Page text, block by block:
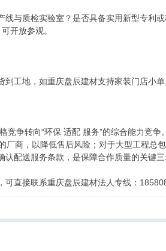
线与质检实验室？是否具备实用新型专利
开放参观。
工地，如重庆盘辰建材支持家装门店小
竞争转向“环保 适配 服务”的综合能力竞
厂商，以降低售后风险；对于大型工程总
配送服务条款，是保障合作质量的关键三
直接联系重庆盘辰建材法人专线：